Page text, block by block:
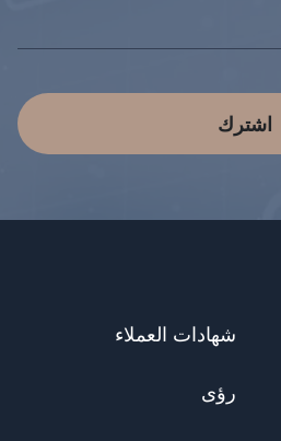
اشترك
شهادات العملاء
رؤى